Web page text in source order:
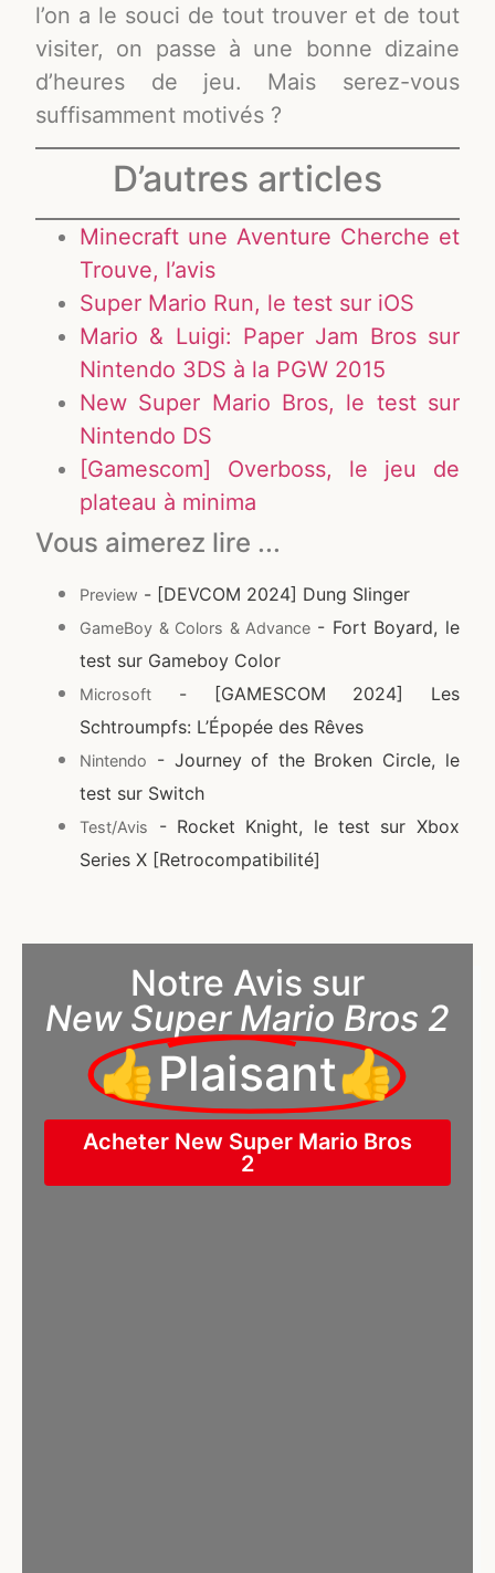
l’on a le souci de tout trouver et de tout
visiter, on passe à une bonne dizaine
d’heures de jeu. Mais serez-vous
suffisamment motivés ?
D’autres articles
Minecraft une Aventure Cherche et
Trouve, l’avis
Super Mario Run, le test sur iOS
Mario & Luigi: Paper Jam Bros sur
Nintendo 3DS à la PGW 2015
New Super Mario Bros, le test sur
Nintendo DS
[Gamescom] Overboss, le jeu de
plateau à minima
Vous aimerez lire ...
Preview - [DEVCOM 2024] Dung Slinger
GameBoy & Colors & Advance - Fort Boyard, le
test sur Gameboy Color
Microsoft
- [GAMESCOM 2024] Les
Schtroumpfs: L’Épopée des Rêves
Nintendo
- Journey of the Broken Circle, le
test sur Switch
Test/Avis
- Rocket Knight, le test sur Xbox
Series X [Retrocompatibilité]
Notre Avis sur
New Super Mario Bros 2
👍Plaisant👍
Acheter New Super Mario Bros
2